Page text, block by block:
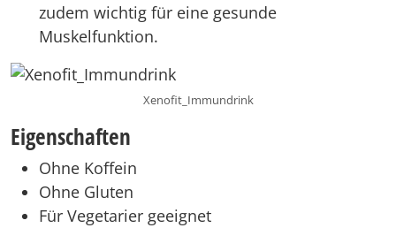
zudem wichtig für eine gesunde
Muskelfunktion.
Xenofit_Immundrink
Eigenschaften
Ohne Koffein
Ohne Gluten
Für Vegetarier geeignet